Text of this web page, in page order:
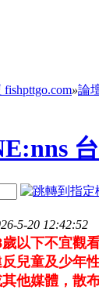
»論
5-20 12:42:52
歲以下不宜觀
反兒童及少年
他媒體，散